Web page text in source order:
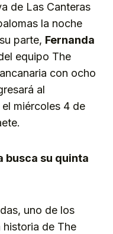
de Las Canteras
la noche
parte, Fernanda
equipo The
con ocho
al
el miércoles 4 de
busca su quinta
uno de los
historia de The